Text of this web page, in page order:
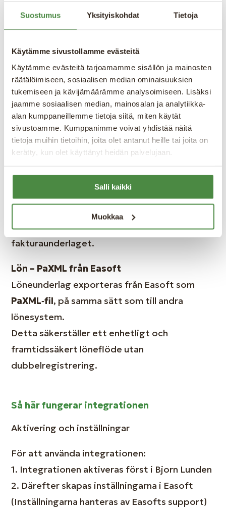
Suostumus Yksityiskohdat Tietoja
Käytämme sivustollamme evästeitä
Käytämme evästeitä tarjoamamme sisällön ja mainosten
räätälöimiseen, sosiaalisen median ominaisuuksien
tukemiseen ja kävijämäärämme analysoimiseen. Lisäksi
jaamme sosiaalisen median, mainosalan ja analytiikka-
alan kumppaneillemme tietoja siitä, miten käytät
sivustoamme. Kumppanimme voivat yhdistää näitä
tietoja muihin tietoihin, joita olet antanut heille tai joita on
kerätty, kun olet käyttänyt heidän palvelujaan.
Salli kaikki
Muokkaa
•Matchning mot order sker via allokering
•Stöd för attestflöden (granskare →
godkännare)
•Automatisk eller manuell kontering
•Massgodkännande av leverantörsfakturor
⚠️Viktig information om moms
Bjorn Lunden saknar momsuppdelning i API:t
moms. I dessa fall behöver kostnaden justeras
manuellt i Easoft baserat på
fakturaunderlaget.
Lön – PaXML från Easoft
Löneunderlag exporteras från Easoft som
PaXML‑fil, på samma sätt som till andra
lönesystem.
Detta säkerställer ett enhetligt och
framtidssäkert löneflöde utan
dubbelregistrering.
Så här fungerar integrationen
Aktivering och inställningar
För att använda integrationen:
1. Integrationen aktiveras först i Bjorn Lunden
2. Därefter skapas inställningarna i Easoft
(Inställningarna hanteras av Easofts support)